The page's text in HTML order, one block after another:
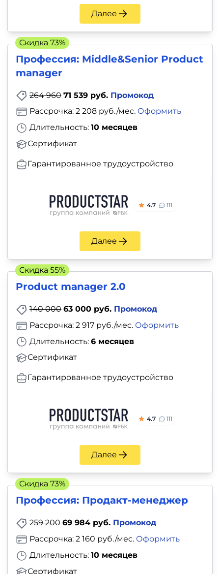
Далее
Профессия: Middle&Senior Product
manager
264 960 71 539 руб. Промокод
Длительность: 10 месяцев
Сертификат
Рассрочка: 2 208 руб./мес. Оформить
Гарантированное трудоустройство
4.7 111
Далее
Скидка 73%
Product manager 2.0
140 000 63 000 руб. Промокод
Длительность: 6 месяцев
Сертификат
Рассрочка: 2 917 руб./мес. Оформить
Гарантированное трудоустройство
4.7 111
Далее
Скидка 55%
Профессия: Продакт-менеджер
259 200 69 984 руб. Промокод
Длительность: 10 месяцев
Сертификат
Рассрочка: 2 160 руб./мес. Оформить
Скидка 73%